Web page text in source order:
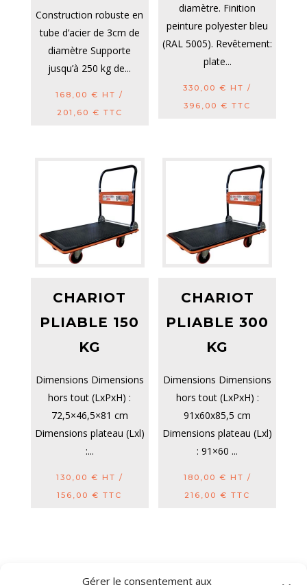
Gérer le consentement aux
Construction robuste en
tube d’acier de 3cm de
diamètre Supporte
jusqu’à 250 kg de...
168,00€ HT /
201,60 € TTC
diamètre. Finition
peinture polyester bleu
(RAL 5005). Revêtement:
plate...
330,00€ HT /
396,00€ TTC
CHARIOT
PLIABLE 150
KG
Dimensions Dimensions
hors tout (LxPxH) :
72,5×46,5×81 cm
Dimensions plateau (Lxl)
:...
130,00 € HT /
156,00€ TTC
CHARIOT
PLIABLE 300
KG
Dimensions Dimensions
hors tout (LxPxH) :
91x60x85,5 cm
Dimensions plateau (Lxl)
: 91×60 ...
180,00 € HT /
216,00€ TTC